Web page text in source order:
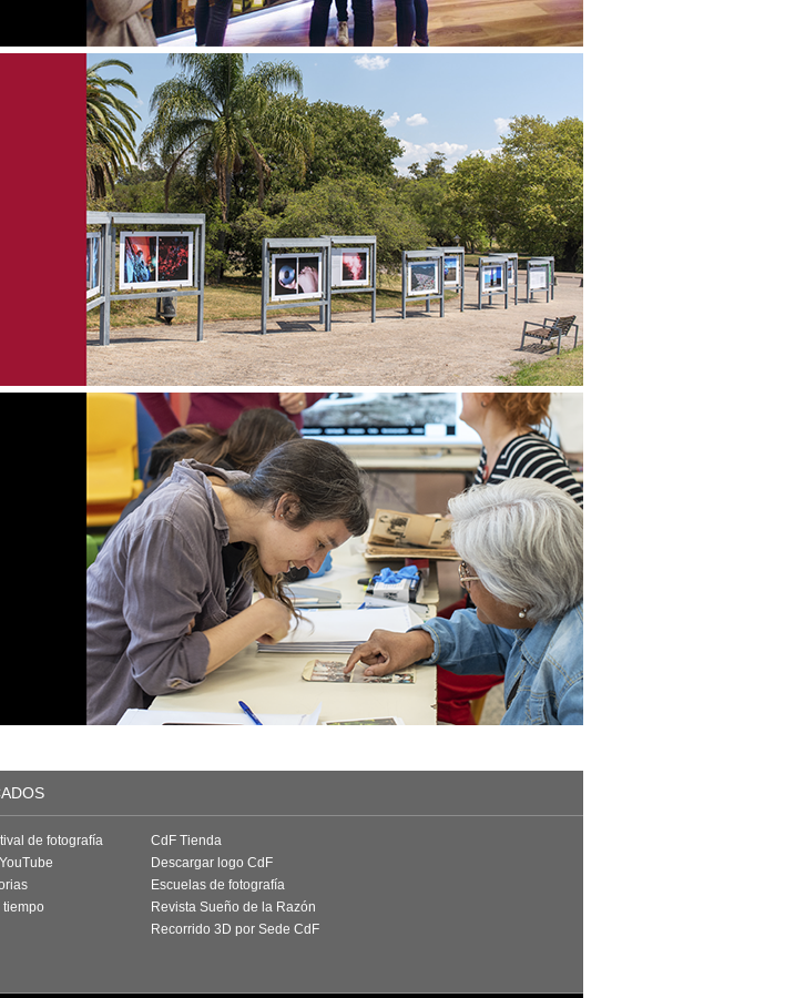
de fotografía
tiempo
CdF Tienda
Descargar logo CdF
Escuelas de fotografía
Revista Sueño de la Razón
Recorrido 3D por Sede CdF